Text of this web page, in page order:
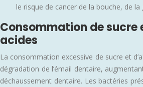
le risque de cancer de la bouche, de
Consommation de sucre
acides
La consommation excessive de sucre et
dégradation de l’émail dentaire,
déchaussement dentaire. Les bactéries